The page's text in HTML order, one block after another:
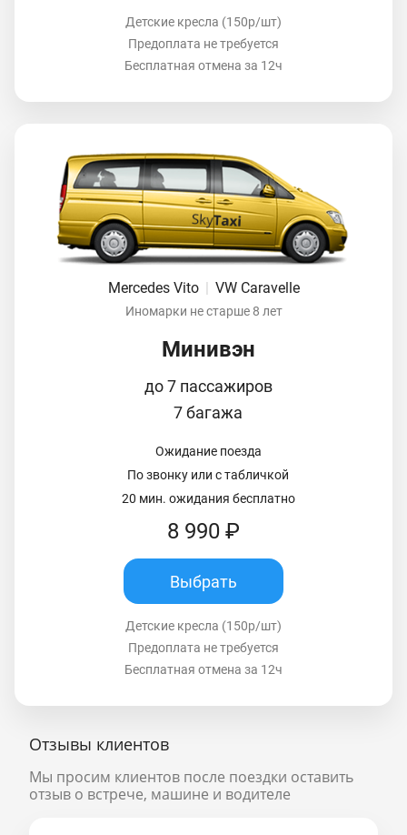
Детские кресла (150р/шт)
Предоплата не требуется
Бесплатная отмена за 12ч
Mercedes Vito VW Caravelle
Иномарки не старше 8 лет
Минивэн
до 7 пассажиров
7 багажа
Ожидание поезда
По звонку или с табличкой
20 мин. ожидания бесплатно
8 990 ₽
Выбрать
Детские кресла (150р/шт)
Предоплата не требуется
Бесплатная отмена за 12ч
Отзывы клиентов
Мы просим клиентов после поездки оставить
отзыв о встрече, машине и водителе